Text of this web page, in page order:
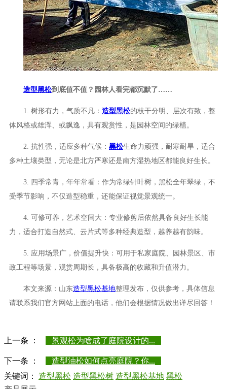
造型黑松到底值不值？园林人看完都沉默了……
1. 树形有力，气质不凡： 造型黑松的枝干分明、层次有致，整
体风格或雄浑、或飘逸，具有观赏性，是园林空间的绿植。
2. 抗性强，适应多种气候： 黑松生命力顽强，耐寒耐旱，适合
多种土壤类型，无论是北方严寒还是南方湿热地区都能良好生长。
3. 四季常青，年年常看：作为常绿针叶树，黑松全年翠绿，不
受季节影响，不仅造型稳重，还能保证视觉景观统一。
4. 可修可养，艺术空间大：专业修剪后依然具备良好生长能
力，适合打造自然式、云片式等多种经典造型，越养越有韵味。
5. 应用场景广，价值提升快：可用于私家庭院、园林景区、市
政工程等场景，观赏周期长，具备极高的收藏和升值潜力。
本文来源：山东造型黑松基地整理发布，仅供参考，具体信息
请联系我们官方网站上面的电话，他们会根据情况做出详尽回答！
上一条 ： 景观松为啥成了庭院设计的...
下一条 ：
造型油松如何点亮庭院？你...
关键词： 造型黑松 造型黑松树 造型黑松基地 黑松